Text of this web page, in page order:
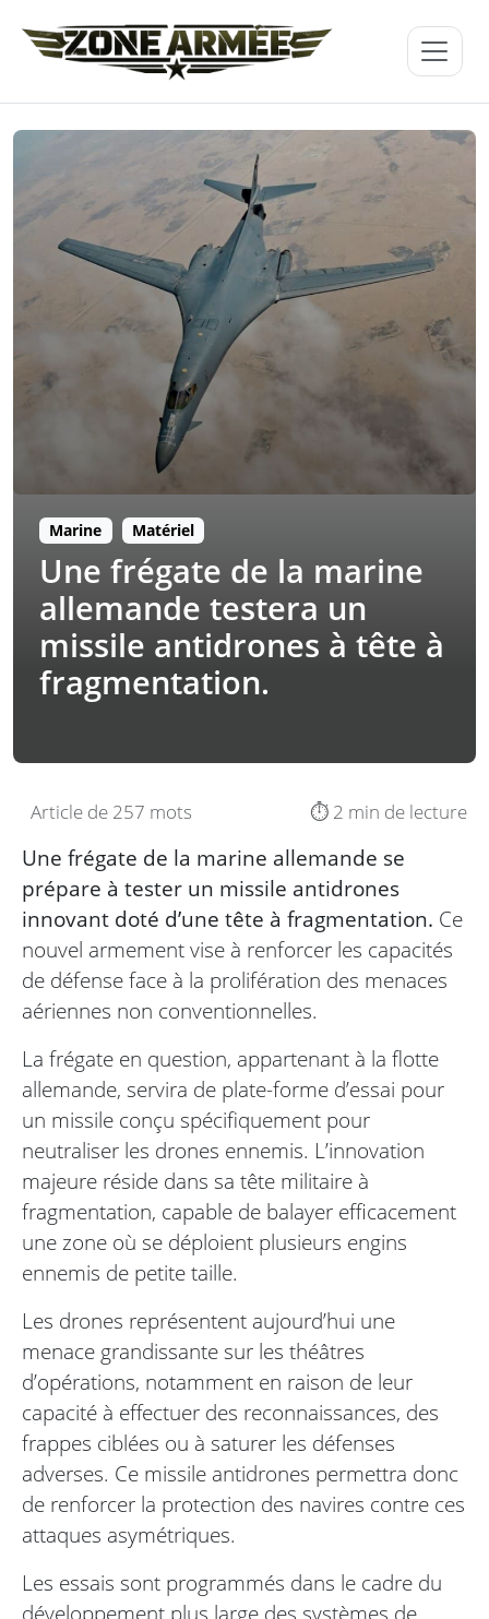
Marine Matériel
Une frégate de la marine
allemande testera un
missile antidrones à tête à
fragmentation.
Article de 257 mots ⏱️ 2 min de lecture
Une frégate de la marine allemande se
prépare à tester un missile antidrones
innovant doté d’une tête à fragmentation. Ce
nouvel armement vise à renforcer les capacités
de défense face à la prolifération des menaces
aériennes non conventionnelles.
La frégate en question, appartenant à la flotte
allemande, servira de plate-forme d’essai pour
un missile conçu spécifiquement pour
neutraliser les drones ennemis. L’innovation
majeure réside dans sa tête militaire à
fragmentation, capable de balayer efficacement
une zone où se déploient plusieurs engins
ennemis de petite taille.
Les drones représentent aujourd’hui une
menace grandissante sur les théâtres
d’opérations, notamment en raison de leur
capacité à effectuer des reconnaissances, des
frappes ciblées ou à saturer les défenses
adverses. Ce missile antidrones permettra donc
de renforcer la protection des navires contre ces
attaques asymétriques.
Les essais sont programmés dans le cadre du